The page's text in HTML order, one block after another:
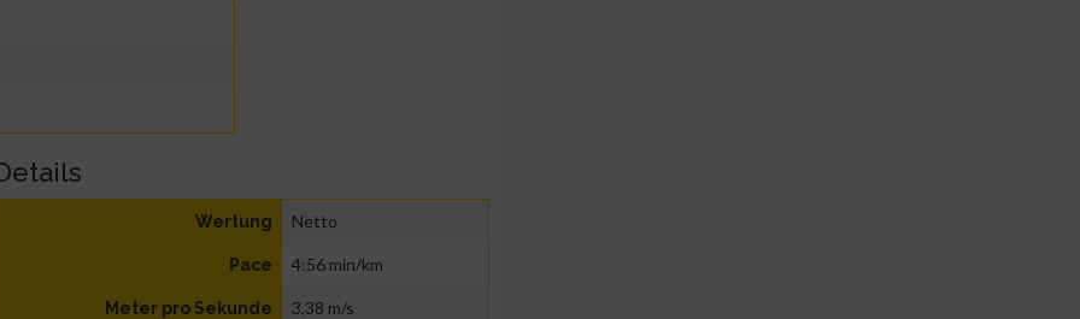
Wertung Netto
Pace 4:56 min/km
Meter pro Sekunde 3,38 m/s